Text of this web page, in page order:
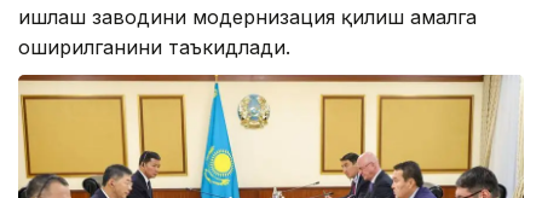
ишлаш заводини модернизация қилиш амалга
оширилганини таъкидлади.